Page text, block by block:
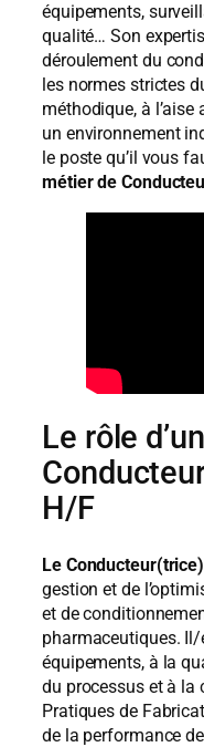
équipements,
qualité… Son
déroulement du
les normes strictes
méthodique, à
un environnement
le poste qu’il vous
métier de
Le rôle
H/F
Le
gestion et de
et de
pharmaceutiques.
équipements, à la
du processus et à la
Pratiques de
de la performance